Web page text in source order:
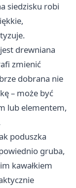
siedzisku robi
drewniana
zmienić
dobrana nie
– może być
lub elementem,
poduszka
gruba,
kawałkiem